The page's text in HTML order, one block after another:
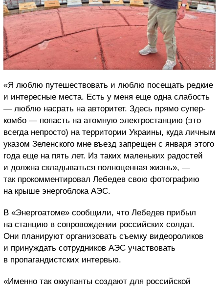
«Я люблю путешествовать и люблю посещать редкие
и интересные места. Есть у меня еще одна слабость
— люблю насрать на авторитет. Здесь прямо супер-
комбо — попасть на атомную электростанцию (это
всегда непросто) на территории Украины, куда личным
указом Зеленского мне въезд запрещен с января этого
года еще на пять лет. Из таких маленьких радостей
и должна складываться полноценная жизнь», —
так прокомментировал Лебедев свою фотографию
на крыше энергоблока АЭС.
В «Энергоатоме» сообщили, что Лебедев прибыл
на станцию в сопровождении российских солдат.
Они планируют организовать съемку видеороликов
и принуждать сотрудников АЭС участвовать
в пропагандистских интервью.
«Именно так оккупанты создают для российской